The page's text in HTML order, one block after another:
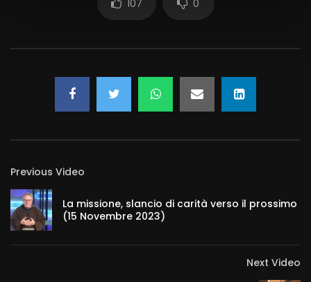
107 0
Previous Video
La missione, slancio di carità verso il prossimo
(15 Novembre 2023)
Next Video